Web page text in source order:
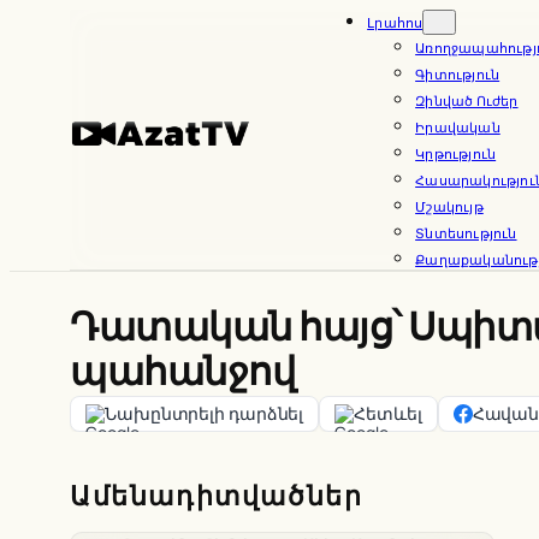
Լրահոս
Գիտություն
Զինված Ուժեր
Իրավական
Կրթություն
Մշակույթ
Տնտեսություն
Դատական հայց՝
պահանջով
Նախընտրելի դարձնել Հետևել
Ամենադիտվածներ